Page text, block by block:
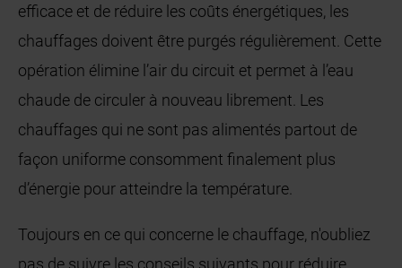
efficace et de réduire les coûts énergétiques, les
chauffages doivent être purgés régulièrement. Cette
opération élimine l’air du circuit et permet à l’eau
chaude de circuler à nouveau librement. Les
chauffages qui ne sont pas alimentés partout de
façon uniforme consomment finalement plus
d’énergie pour atteindre la température.
Toujours en ce qui concerne le chauffage, n'oubliez
pas de suivre les conseils suivants pour réduire